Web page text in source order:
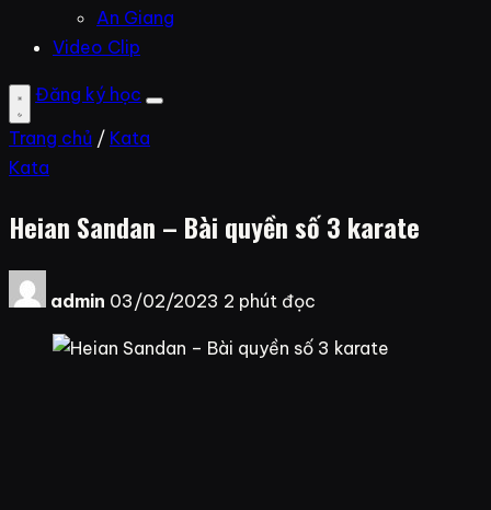
An Giang
Video Clip
Đăng ký học
Trang chủ / Kata
Kata
Heian Sandan – Bài quyền số 3 karate
admin 03/02/2023 2 phút đọc